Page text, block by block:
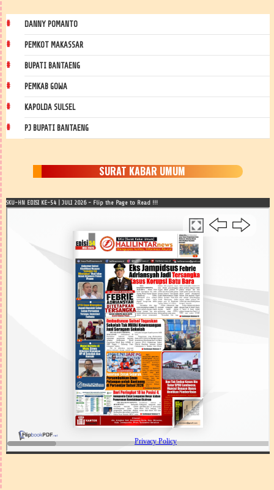
DANNY POMANTO
PEMKOT MAKASSAR
BUPATI BANTAENG
PEMKAB GOWA
KAPOLDA SULSEL
PJ BUPATI BANTAENG
SURAT KABAR UMUM
SKU-HN EDISI KE-54 | JULI 2026 - Flip the Page to Read !!!